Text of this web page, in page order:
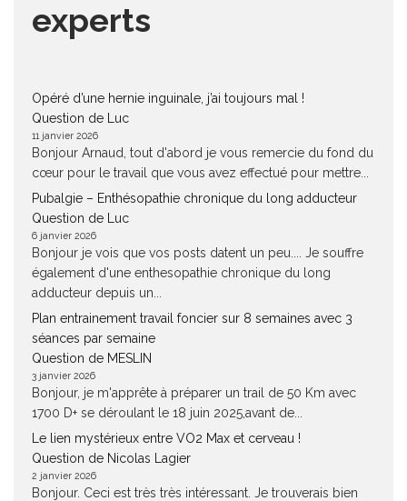
experts
Opéré d’une hernie inguinale, j’ai toujours mal !
Question de Luc
11 janvier 2026
Bonjour Arnaud, tout d'abord je vous remercie du fond du
cœur pour le travail que vous avez effectué pour mettre...
Pubalgie – Enthésopathie chronique du long adducteur
Question de Luc
6 janvier 2026
Bonjour je vois que vos posts datent un peu.... Je souffre
également d'une enthesopathie chronique du long
adducteur depuis un...
Plan entrainement travail foncier sur 8 semaines avec 3
séances par semaine
Question de MESLIN
3 janvier 2026
Bonjour, je m'apprête à préparer un trail de 50 Km avec
1700 D+ se déroulant le 18 juin 2025,avant de...
Le lien mystérieux entre VO2 Max et cerveau !
Question de Nicolas Lagier
2 janvier 2026
Bonjour. Ceci est très très intéressant. Je trouverais bien